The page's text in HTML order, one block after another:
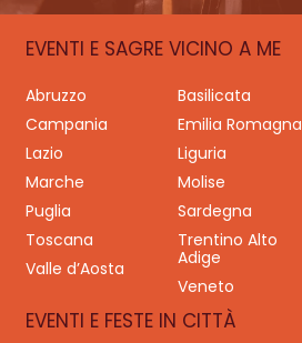
EVENTI E SAGRE VICINO A ME
Abruzzo Basilicata
Campania
Emilia Romagna
Lazio
Liguria
Marche
Molise
Puglia
Sardegna
Toscana
Trentino Alto
Adige
Valle d’Aosta
Veneto
EVENTI E FESTE IN CITTÀ